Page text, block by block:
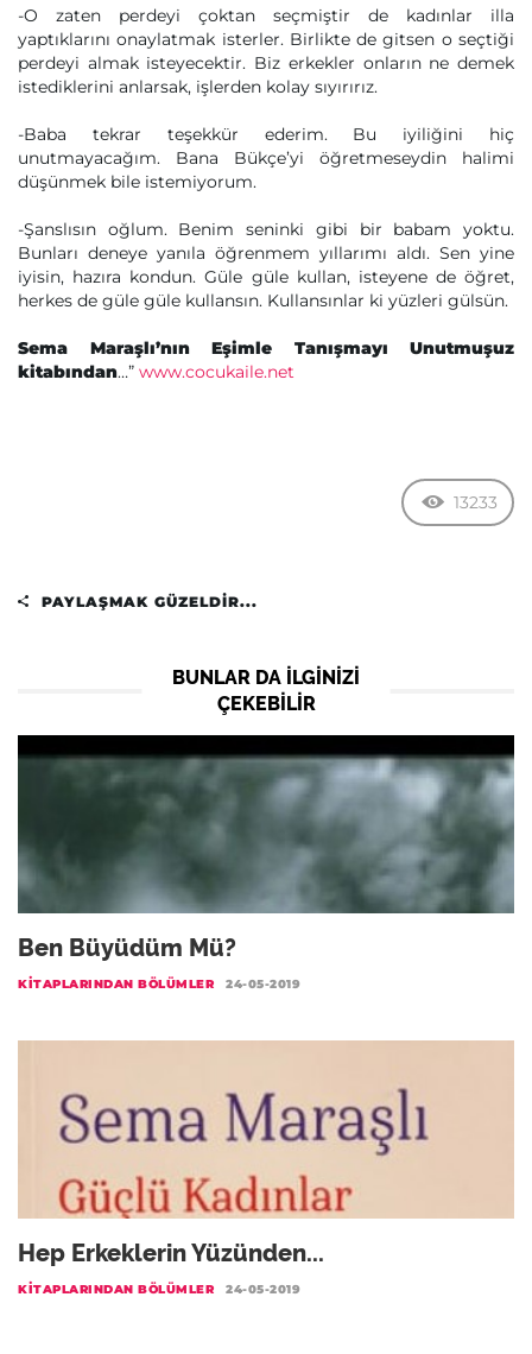
-O zaten perdeyi çoktan seçmiştir de kadınlar illa
yaptıklarını onaylatmak isterler. Birlikte de gitsen o seçtiği
perdeyi almak isteyecektir. Biz erkekler onların ne demek
istediklerini anlarsak, işlerden kolay sıyırırız.
-Baba tekrar teşekkür ederim. Bu iyiliğini hiç
unutmayacağım. Bana Bükçe’yi öğretmeseydin halimi
düşünmek bile istemiyorum.
-Şanslısın oğlum. Benim seninki gibi bir babam yoktu.
Bunları deneye yanıla öğrenmem yıllarımı aldı. Sen yine
iyisin, hazıra kondun. Güle güle kullan, isteyene de öğret,
herkes de güle güle kullansın. Kullansınlar ki yüzleri gülsün.
Sema Maraşlı’nın Eşimle Tanışmayı Unutmuşuz
kitabından…” www.cocukaile.net
13233
PAYLAŞMAK GÜZELDIR...
BUNLAR DA ILGINIZI
ÇEKEBILIR
Ben Büyüdüm Mü?
KITAPLARINDAN BÖLÜMLER 24-05-2019
Hep Erkeklerin Yüzünden...
KITAPLARINDAN BÖLÜMLER 24-05-2019